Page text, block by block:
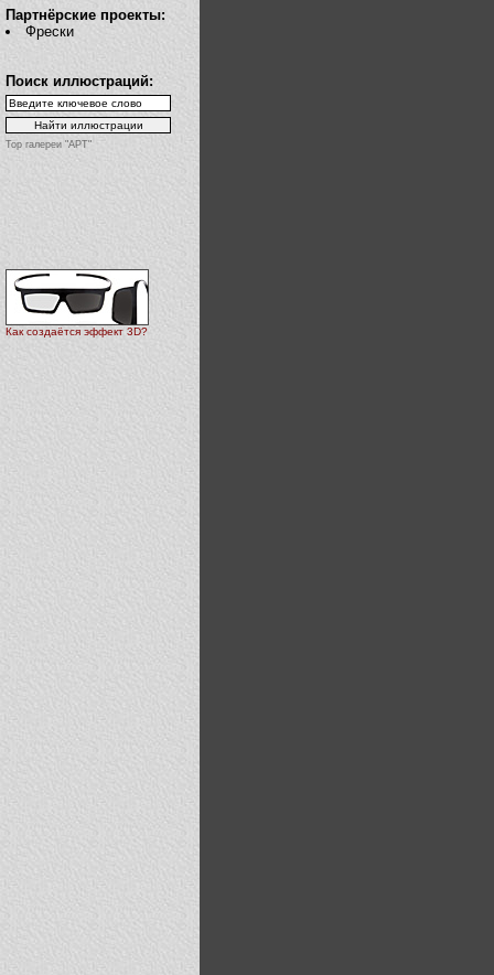
Партнёрские проекты:
Фрески
Поиск иллюстраций:
Top галереи "АРТ"
Как создаётся эффект 3D?